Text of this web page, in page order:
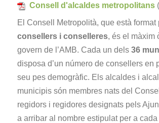
Consell d'alcaldes metropolitans
El Consell Metropolità, que està
consellers i conselleres, és el màxim
govern de l’AMB. Cada un dels36
disposa d’un número de consellers en
seu pes demogràfic. Els alcaldes i
municipis són membres nats del
regidors i regidores designats pels
a arribar al nombre estipulat per a